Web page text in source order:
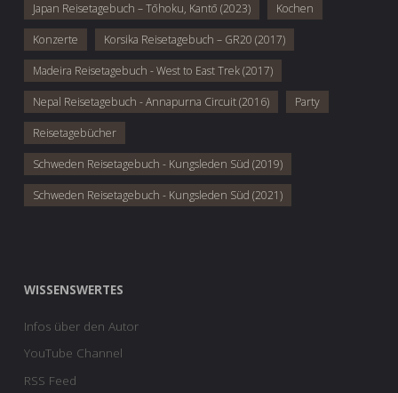
Japan Reisetagebuch – Tōhoku, Kantō (2023) Kochen
Konzerte Korsika Reisetagebuch – GR20 (2017)
Madeira Reisetagebuch - West to East Trek (2017)
Nepal Reisetagebuch - Annapurna Circuit (2016) Party
Reisetagebücher
Schweden Reisetagebuch - Kungsleden Süd (2019)
Schweden Reisetagebuch - Kungsleden Süd (2021)
WISSENSWERTES
Infos über den Autor
YouTube Channel
RSS Feed